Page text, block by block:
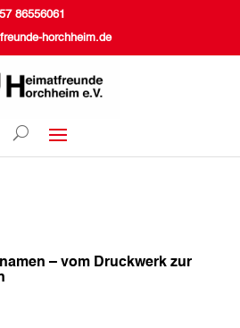
86556061
horchheim.de
– vom Druckwerk zur